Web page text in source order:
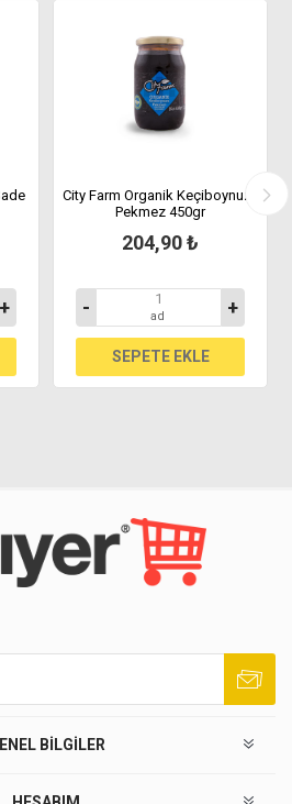
+
City Farm Organik Keçiboynuzu
Pekmez 450gr
204,90 ₺
- ad +
BILGILER